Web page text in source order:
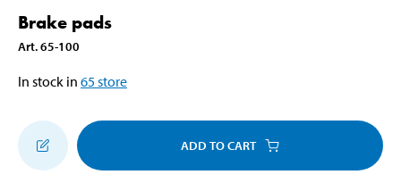
Brake pads
Art.65-100
In stock in 65store
ADD TO CART